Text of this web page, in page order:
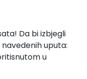
Da bi izbjegli
uputa:
u